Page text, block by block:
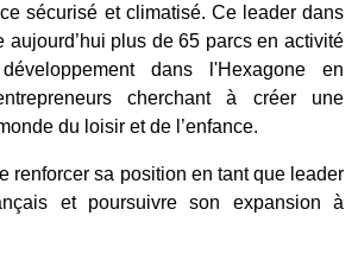
sécurisé et climatisé. Ce leader dans
aujourd’hui plus de 65 parcs en activité
dans l'Hexagone en
cherchant à créer une
du loisir et de l’enfance.
renforcer sa position en tant que leader
et poursuivre son expansion à